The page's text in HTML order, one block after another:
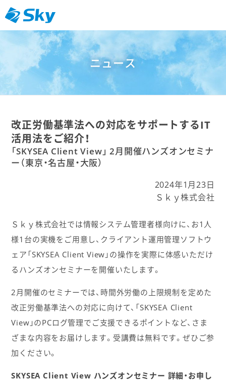
ニュース
改正労働基準法への対応をサポートするIT
活用法をご紹介！
「SKYSEA Client View」 2月開催ハンズオンセミナ
ー（東京・名古屋・大阪）
2024年1月23日
Ｓｋｙ株式会社
Ｓｋｙ株式会社では情報システム管理者様向けに、お1人
様1台の実機をご用意し、クライアント運用管理ソフトウ
ェア「SKYSEA Client View」の操作を実際に体感いただけ
るハンズオンセミナーを開催いたします。
2月開催のセミナーでは、時間外労働の上限規制を定めた
改正労働基準法への対応に向けて、「SKYSEA Client
View」のPCログ管理でご支援できるポイントなど、さま
ざまな内容をお届けします。受講費は無料です。ぜひご参
加ください。
SKYSEA Client View ハンズオンセミナー 詳細・お申し